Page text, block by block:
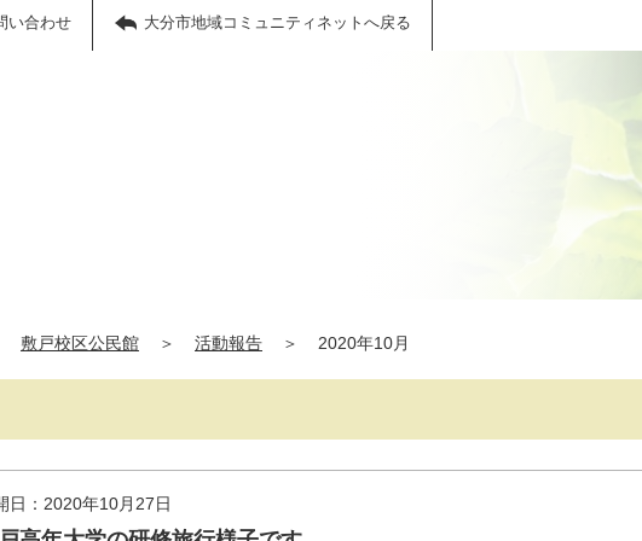
い合わせ 大分市地域コミュニティネットへ戻る
敷戸校区公民館 ＞ 活動報告 ＞ 2020年10月
日：2020年10月27日